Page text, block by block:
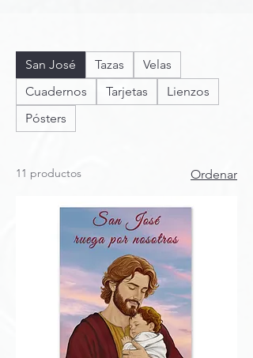
San José Tazas
Velas
Cuadernos
Tarjetas
Lienzos
Pósters
11 productos Ordenar